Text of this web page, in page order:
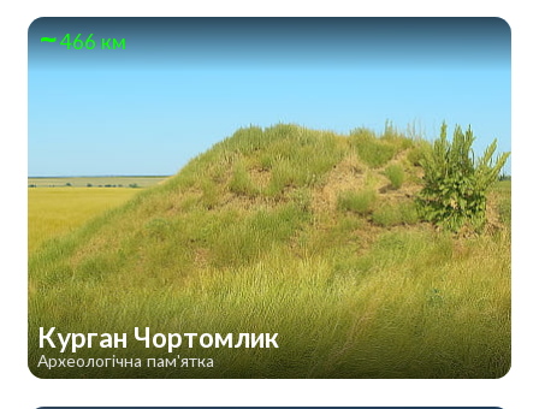
466 км
Курган Чортомлик
Археологічна пам'ятка